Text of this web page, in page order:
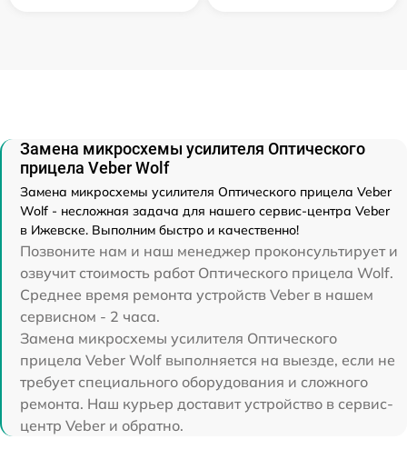
Замена микросхемы усилителя Оптического
прицела Veber Wolf
Замена микросхемы усилителя Оптического прицела Veber
Wolf - несложная задача для нашего сервис-центра Veber
в Ижевске. Выполним быстро и качественно!
Позвоните нам и наш менеджер проконсультирует и
озвучит стоимость работ Оптического прицела Wolf.
Среднее время ремонта устройств Veber в нашем
сервисном - 2 часа.
Замена микросхемы усилителя Оптического
прицела Veber Wolf выполняется на выезде, если не
требует специального оборудования и сложного
ремонта. Наш курьер доставит устройство в сервис-
центр Veber и обратно.